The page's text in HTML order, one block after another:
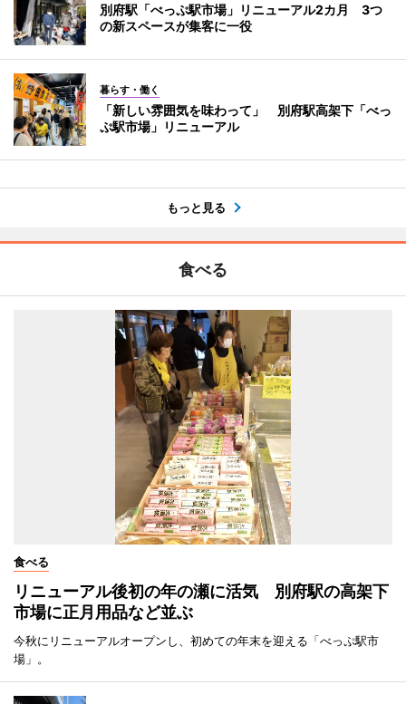
別府駅「べっぷ駅市場」リニューアル2カ月 3つ
の新スペースが集客に一役
暮らす・働く
「新しい雰囲気を味わって」 別府駅高架下「べっ
ぷ駅市場」リニューアル
もっと見る
食べる
食べる
リニューアル後初の年の瀬に活気 別府駅の高架下
市場に正月用品など並ぶ
今秋にリニューアルオープンし、初めての年末を迎える「べっぷ駅市
場」。